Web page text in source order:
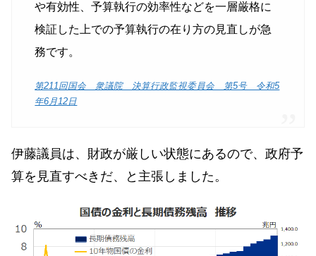
や有効性、予算執行の効率性などを一層厳格に
検証した上での予算執行の在り方の見直しが急
務です。
第211回国会 衆議院 決算行政監視委員会 第5号 令和5
年6月12日
伊藤議員は、財政が厳しい状態にあるので、政府予
算を見直すべきだ、と主張しました。